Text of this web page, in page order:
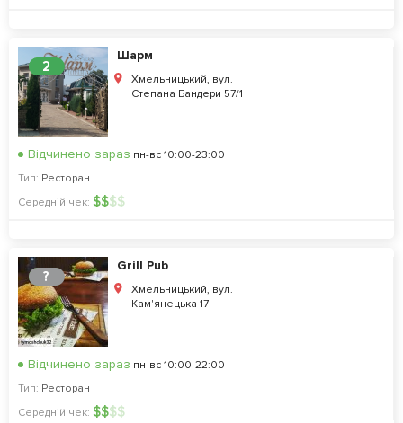
2
Шарм
Хмельницький, вул.
Степана Бандери 57/1
Відчинено зараз пн-вс 10:00-23:00
Тип: Ресторан
Середній чек: $$$$
?
Grill Pub
Хмельницький, вул.
Кам'янецька 17
Відчинено зараз пн-вс 10:00-22:00
Тип: Ресторан
Середній чек: $$$$